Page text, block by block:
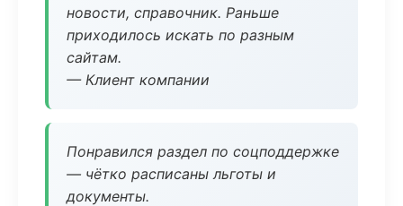
новости, справочник. Раньше
приходилось искать по разным
сайтам.
— Клиент компании
Понравился раздел по соцподдержке
— чётко расписаны льготы и
документы.